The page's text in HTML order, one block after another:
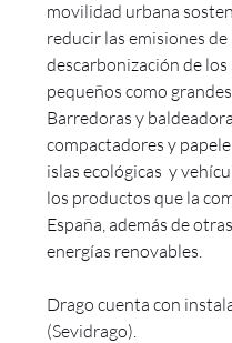
movilidad urbana
reducir las emisiones
descarbonización de
pequeños como
Barredoras y
compactadores y
islas ecológicas y
los productos que la
España, además de
energías renovables.
Drago cuenta con
(Sevidrago).